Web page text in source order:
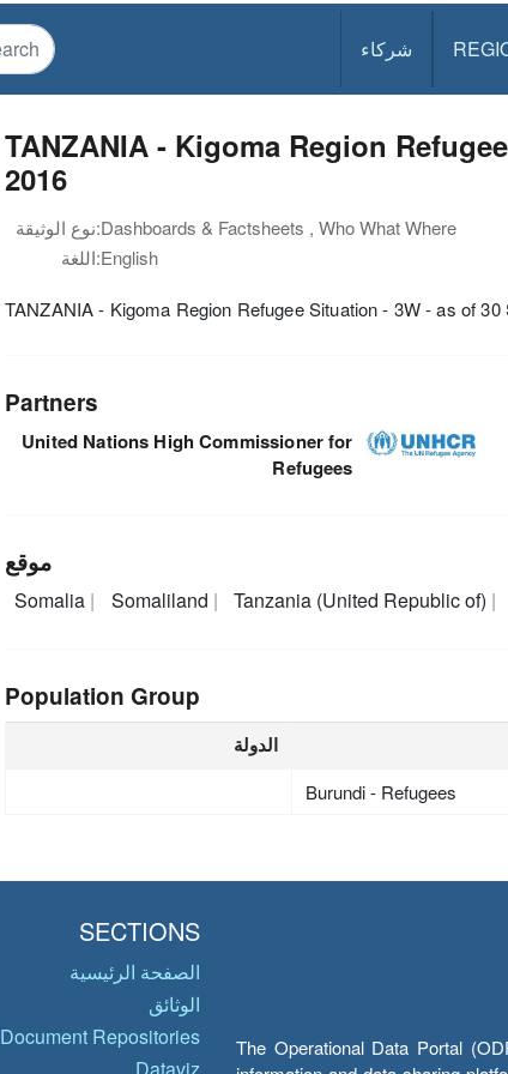
شركاء
TANZANIA - Kigoma Region
2016
نوع الوثيقة:Dashboards & Factsheets , Who What Where
اللغة:English
TANZANIA - Kigoma Region Refugee Situation - 3W - as of 30
Partners
United Nations High Commissioner for
Refugees
موقع
Somalia Somaliland Tanzania (United Republic of)
Population Group
الدولة
Burundi - Refugees
The Operational Data Portal
SECTIONS
الصفحة الرئيسية
الوثائق
Document Repositories